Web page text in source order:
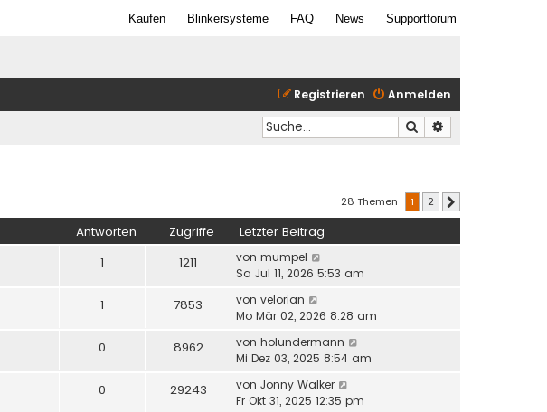
Kaufen Blinkersysteme FAQ News Supportforum
Anmelden
Registrieren
Suche
28 Themen 1 2
Antworten Zugriffe Letzter Beitrag
1 1211 von mumpel
Sa Jul 11, 2026 5:53 am
1 7853 von velorian
Mo Mär 02, 2026 8:28 am
0 8962 von holundermann
Mi Dez 03, 2025 8:54 am
0 29243 von Jonny Walker
Fr Okt 31, 2025 12:35 pm